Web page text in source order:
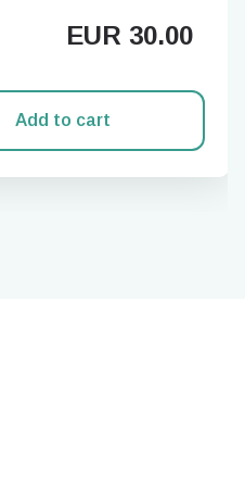
EUR 30.00
Add to cart